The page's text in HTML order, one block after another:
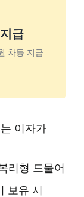
급
차등 지급
이자가
리형 드물어
보유 시